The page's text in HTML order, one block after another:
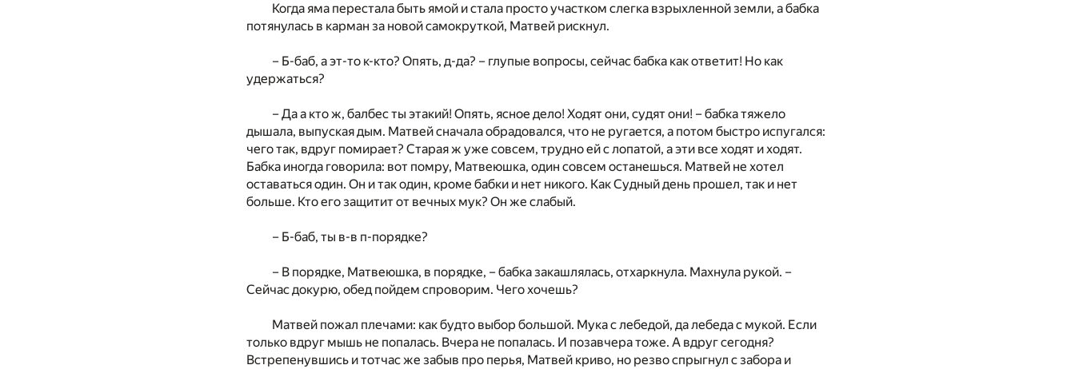
Когда яма перестала быть ямой и стала просто участком слегка взрыхленной земли, а бабка
потянулась в карман за новой самокруткой, Матвей рискнул.
– Б-баб, а эт-то к-кто? Опять, д-да? – глупые вопросы, сейчас бабка как ответит! Но как
удержаться?
– Да а кто ж, балбес ты этакий! Опять, ясное дело! Ходят они, судят они! – бабка тяжело
дышала, выпуская дым. Матвей сначала обрадовался, что не ругается, а потом быстро испугался:
чего так, вдруг помирает? Старая ж уже совсем, трудно ей с лопатой, а эти все ходят и ходят.
Бабка иногда говорила: вот помру, Матвеюшка, один совсем останешься. Матвей не хотел
оставаться один. Он и так один, кроме бабки и нет никого. Как Судный день прошел, так и нет
больше. Кто его защитит от вечных мук? Он же слабый.
– Б-баб, ты в-в п-порядке?
– В порядке, Матвеюшка, в порядке, – бабка закашлялась, отхаркнула. Махнула рукой. –
Сейчас докурю, обед пойдем спроворим. Чего хочешь?
Матвей пожал плечами: как будто выбор большой. Мука с лебедой, да лебеда с мукой. Если
только вдруг мышь не попалась. Вчера не попалась. И позавчера тоже. А вдруг сегодня?
Встрепенувшись и тотчас же забыв про перья, Матвей криво, но резво спрыгнул с забора и